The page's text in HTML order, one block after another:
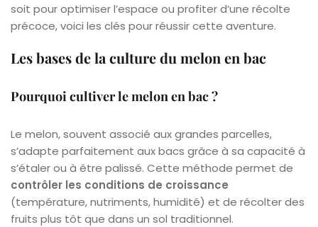
soit pour optimiser l’espace ou profiter d’une récolte
précoce, voici les clés pour réussir cette aventure.
Les bases de la culture du melon en bac
Pourquoi cultiver le melon en bac ?
Le melon, souvent associé aux grandes parcelles,
s’adapte parfaitement aux bacs grâce à sa capacité à
s’étaler ou à être palissé. Cette méthode permet de
contrôler les conditions de croissance
(température, nutriments, humidité) et de récolter des
fruits plus tôt que dans un sol traditionnel.